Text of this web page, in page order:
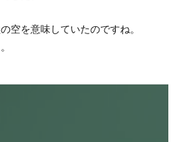
空を意味していたのですね。